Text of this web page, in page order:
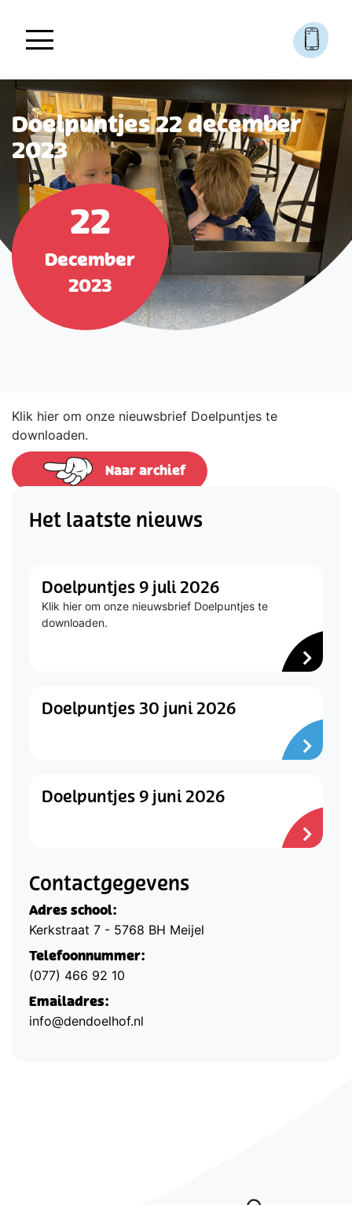
Doelpuntjes 22 december
2023
22
December
2023
Klik hier om onze nieuwsbrief Doelpuntjes te
downloaden.
Naar archief
Het laatste nieuws
Doelpuntjes 9 juli 2026
Klik hier om onze nieuwsbrief Doelpuntjes te
downloaden.
Doelpuntjes 30 juni 2026
Doelpuntjes 9 juni 2026
Contactgegevens
Adres school:
Kerkstraat 7 - 5768 BH Meijel
Telefoonnummer:
(077) 466 92 10
Emailadres:
info@dendoelhof.nl